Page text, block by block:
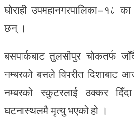
घोराही उपमहानगरपालिका–१८
छन् ।
बसपार्कबाट तुलसीपुर चोकतर्फ
नम्बरको बसले विपरीत दिशाबाट
नम्बरको स्कुटरलाई ठक्कर
घटनास्थलमै मृत्यु भएको हो ।